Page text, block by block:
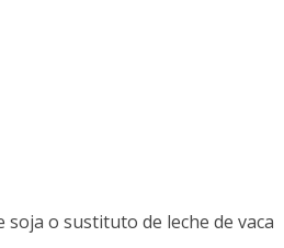
soja o sustituto de leche de vaca